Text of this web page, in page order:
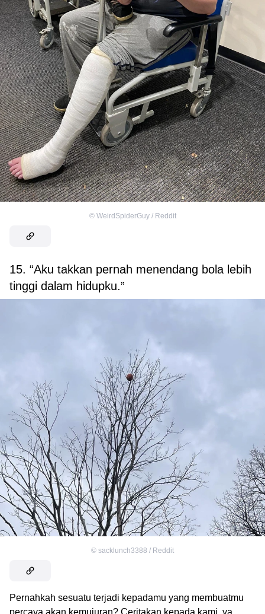
© WeirdSpiderGuy / Reddit
15. “Aku takkan pernah menendang bola lebih
tinggi dalam hidupku.”
© sacklunch3388 / Reddit
Pernahkah sesuatu terjadi kepadamu yang membuatmu
percaya akan kemujuran? Ceritakan kepada kami, ya.